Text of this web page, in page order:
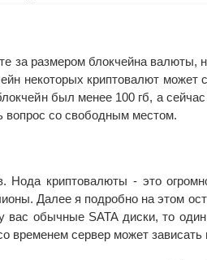
за размером блокчейна валюты,
некоторых криптовалют может
был менее 100 гб, а сейчас
вопрос со свободным местом.
Нода криптовалюты - это
Далее я подробно на этом
обычные SATA диски, то
сервер может зависать